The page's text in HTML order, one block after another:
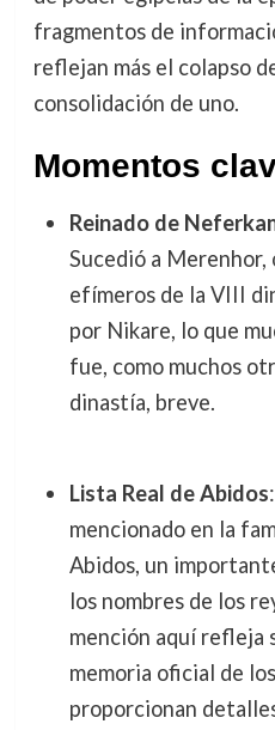
fragmentos de
reflejan más el colapso
consolidación de uno.
Momentos
Reinado de
Sucedió a Merenhor,
efímeros de la VIII
por Nikare, lo que
fue, como muchos
dinastía, breve.
Lista Real de Abidos
mencionado en la
Abidos, un
los nombres de los
mención aquí refleja
memoria oficial de
proporcionan